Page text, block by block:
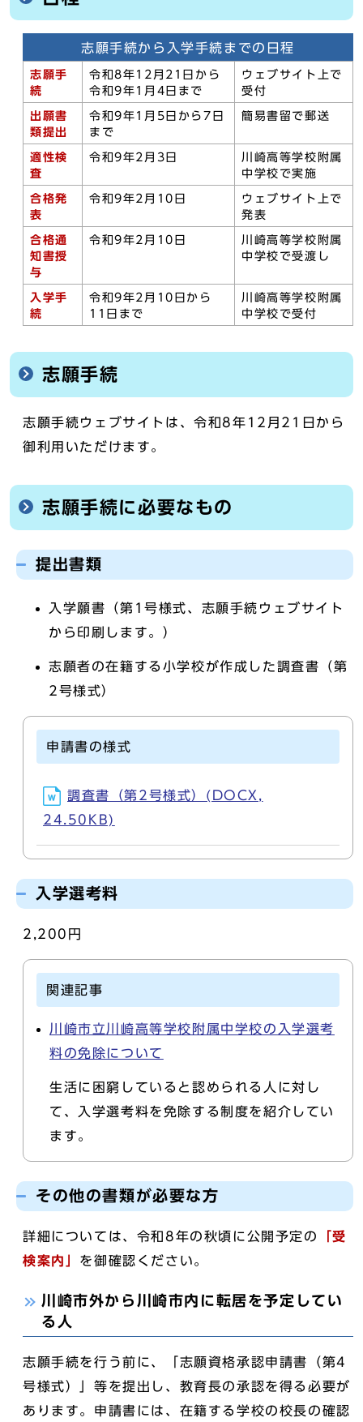
志願手続から入学手続までの日程
志願手
続
令和8年12月21日から
令和9年1月4日まで
ウェブサイト上で
受付
出願書
類提出
令和9年1月5日から7日
まで
簡易書留で郵送
適性検
査
令和9年2月3日
川崎高等学校附属
中学校で実施
合格発
表
令和9年2月10日
ウェブサイト上で
発表
合格通
知書授
与
令和9年2月10日
川崎高等学校附属
中学校で受渡し
入学手
続
令和9年2月10日から
11日まで
川崎高等学校附属
中学校で受付
志願手続
志願手続ウェブサイトは、令和8年12月21日から
御利用いただけます。
志願手続に必要なもの
提出書類
入学願書（第1号様式、志願手続ウェブサイト
から印刷します。）
志願者の在籍する小学校が作成した調査書（第
2号様式）
申請書の様式
調査書（第2号様式）(DOCX,
24.50KB)
入学選考料
2,200円
関連記事
川崎市立川崎高等学校附属中学校の入学選考
料の免除について
生活に困窮していると認められる人に対し
て、入学選考料を免除する制度を紹介してい
ます。
その他の書類が必要な方
詳細については、令和8年の秋頃に公開予定の
「受
検案内」 を御確認ください。
川崎市外から川崎市内に転居を予定してい
る人
志願手続を行う前に、「志願資格承認申請書（第4
号様式）」等を提出し、教育長の承認を得る必要が
あります。申請書には、在籍する学校の校長の確認